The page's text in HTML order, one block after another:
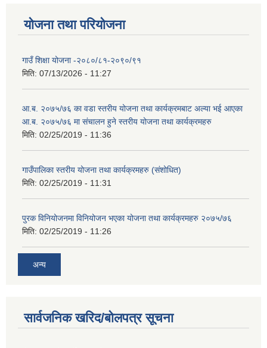
योजना तथा परियोजना
गाउँ शिक्षा योजना -२०८०/८१-२०९०/९१
मिति: 07/13/2026 - 11:27
आ.ब. २०७५/७६ का वडा स्तरीय योजना तथा कार्यक्रमबाट अल्या भई आएका
आ.ब. २०७५/७६ मा स‌ंचालन हुने स्तरीय योजना तथा कार्यक्रमहरु
मिति: 02/25/2019 - 11:36
गाउँपालिका स्तरीय योजना तथा कार्यक्रमहरु (स‌ंशोधित)
मिति: 02/25/2019 - 11:31
पुरक विनियोजनमा विनियोजन भएका योजना तथा कार्यक्रमहरु २०७५/७६
मिति: 02/25/2019 - 11:26
अन्य
सार्वजनिक खरिद/बोलपत्र सूचना